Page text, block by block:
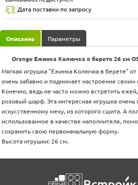
Дата поставки по запросу
Описание Параметры
Orange Ежинка Колючка в берете 26 см
Мягкая игрушка "Ежинка Колючка в берете"
очень забавно и поднимает настроение
Конечно, ведь не часто можно встретить
розовый шарф. Эта интересная игрушка очень
искусственному меху, из которого сшита. А
использованное в качестве наполнителя,
сохранить свою первоначальную форму.
Высота игрушки: 26 см.